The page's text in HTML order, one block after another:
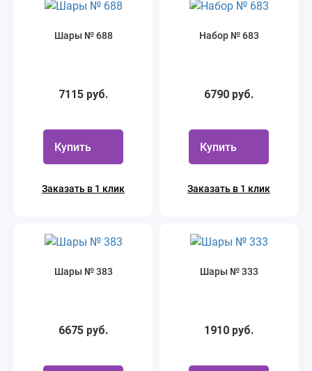
Шары № 688
7115 руб.
Купить
Заказать в 1 клик
Набор № 683
6790 руб.
Купить
Заказать в 1 клик
Шары № 383
6675 руб.
Шары № 333
1910 руб.